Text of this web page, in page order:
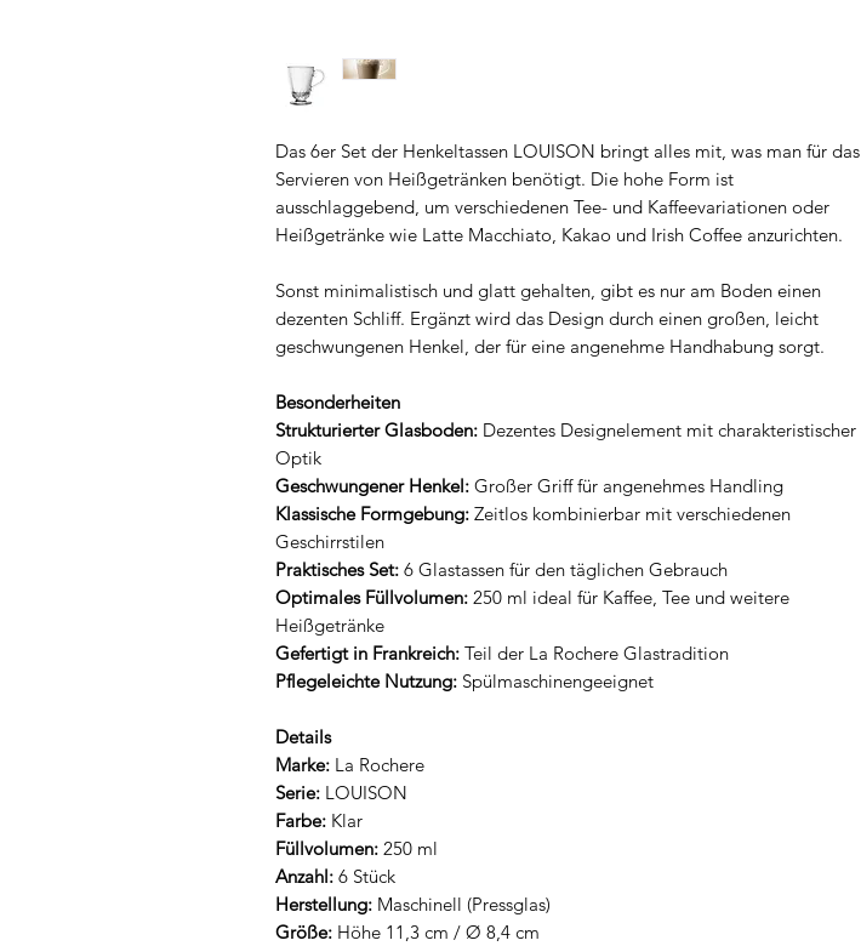
Das 6er Set der Henkeltassen LOUISON bringt alles mit, was man für das
Servieren von Heißgetränken benötigt. Die hohe Form ist
ausschlaggebend, um verschiedenen Tee- und Kaffeevariationen oder
Heißgetränke wie Latte Macchiato, Kakao und Irish Coffee anzurichten.
Sonst minimalistisch und glatt gehalten, gibt es nur am Boden einen
dezenten Schliff. Ergänzt wird das Design durch einen großen, leicht
geschwungenen Henkel, der für eine angenehme Handhabung sorgt.
Besonderheiten
Strukturierter Glasboden: Dezentes Designelement mit charakteristischer
Optik
Geschwungener Henkel: Großer Griff für angenehmes Handling
Klassische Formgebung: Zeitlos kombinierbar mit verschiedenen
Geschirrstilen
Praktisches Set: 6 Glastassen für den täglichen Gebrauch
Optimales Füllvolumen: 250 ml ideal für Kaffee, Tee und weitere
Heißgetränke
Gefertigt in Frankreich: Teil der La Rochere Glastradition
Pflegeleichte Nutzung: Spülmaschinengeeignet
Details
Marke: La Rochere
Serie: LOUISON
Farbe: Klar
Füllvolumen: 250 ml
Anzahl: 6 Stück
Herstellung: Maschinell (Pressglas)
Größe: Höhe 11,3 cm / Ø 8,4 cm